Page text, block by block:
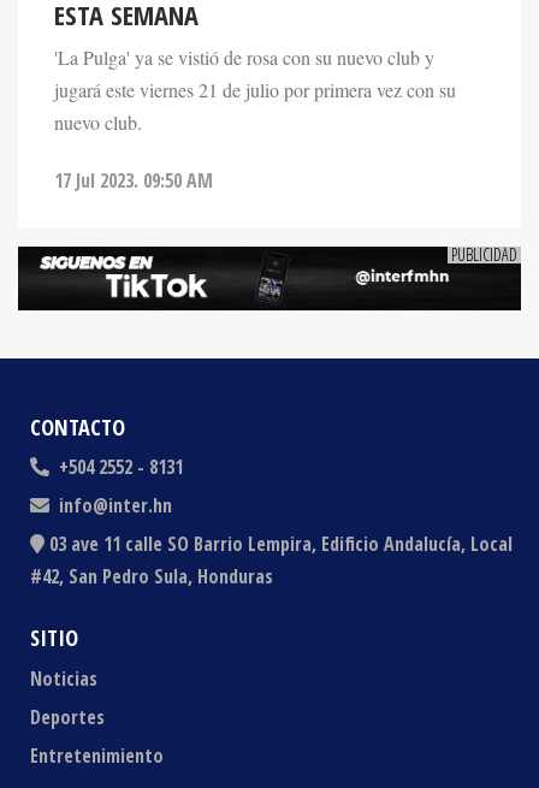
'La Pulga' ya se vistió de rosa con su nuevo club y
jugará este viernes 21 de julio por primera vez con su
nuevo club.
CONTACTO
+504 2552 - 8131
info@inter.hn
03 ave 11 calle SO Barrio Lempira, Edificio Andalucía, Local
#42, San Pedro Sula, Honduras
SITIO
Noticias
Deportes
Entretenimiento